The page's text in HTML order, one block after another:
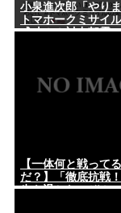
小泉進次郎「やり
トマホークミサイ
成功！！対中朝露
【一体何と戦って
だ？】「徹底抗戦
歩も退かないぞ！